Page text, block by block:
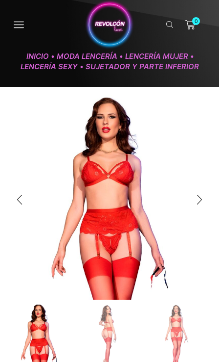
0
INICIO • MODA LENCERÍA • LENCERÍA MUJER •
LENCERÍA SEXY • SUJETADOR Y PARTE INFERIOR